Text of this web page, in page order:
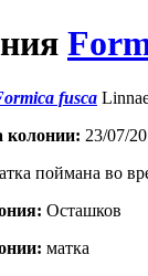
fusca
кoлонии: 23/07/
поймана во
Осташков
матка